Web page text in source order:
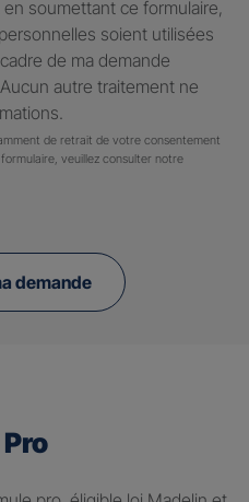
soumettant ce formulaire,
soient utilisées
de ma demande
autre traitement ne
de retrait de votre consentement
veuillez consulter notre
demande